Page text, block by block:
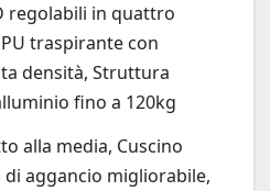
regolabili in quattro
traspirante con
densità, Struttura
fino a 120kg
alla media, Cuscino
aggancio migliorabile,